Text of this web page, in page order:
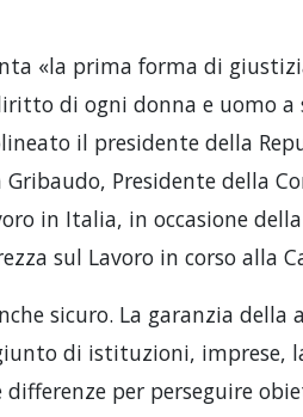
«la prima forma di
di ogni donna e uomo a
il presidente della
Presidente della
in Italia, in occasione
sul Lavoro in corso alla
sicuro. La garanzia
di istituzioni, imprese,
differenze per perseguire